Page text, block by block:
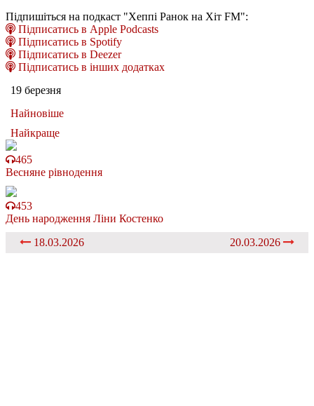
Підпишіться на подкаст "Хеппі Ранок на Хіт FM":
Підписатись в Apple Podcasts
Підписатись в Spotify
Підписатись в Deezer
Підписатись в інших додатках
19 березня
Найновіше
Найкраще
465
Весняне рівнодення
453
День народження Ліни Костенко
18.03.2026
20.03.2026